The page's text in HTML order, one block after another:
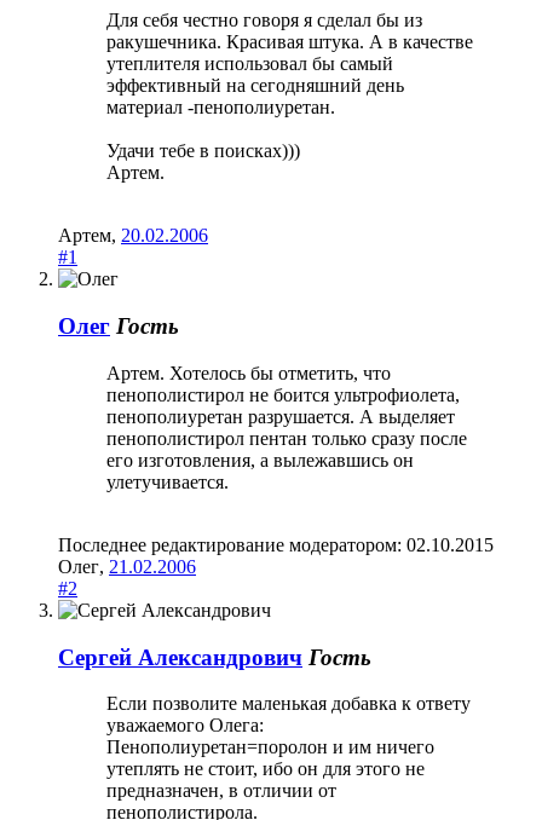
Для себя честно говоря я сделал бы из
ракушечника. Красивая штука. А в качестве
утеплителя использовал бы самый
эффективный на сегодняшний день
материал -пенополиуретан.
Удачи тебе в поисках)))
Артем.
Артем, 20.02.2006
#1
Олег Гость
Артем. Хотелось бы отметить, что
пенополистирол не боится ультрофиолета,
пенополиуретан разрушается. А выделяет
пенополистирол пентан только сразу после
его изготовления, а вылежавшись он
улетучивается.
Последнее редактирование модератором: 02.10.2015
Олег, 21.02.2006
#2
Сергей Александрович Гость
Если позволите маленькая добавка к ответу
уважаемого Олега:
Пенополиуретан=поролон и им ничего
утеплять не стоит, ибо он для этого не
предназначен, в отличии от
пенополистирола.